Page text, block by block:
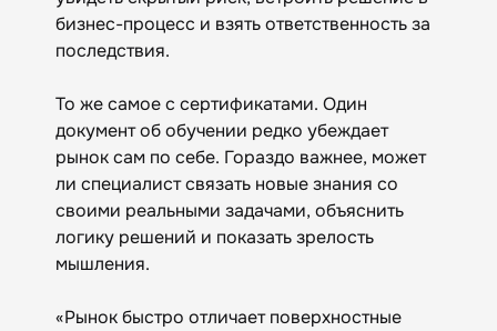
бизнес-процесс и взять ответственность за
последствия.
То же самое с сертификатами. Один
документ об обучении редко убеждает
рынок сам по себе. Гораздо важнее, может
ли специалист связать новые знания со
своими реальными задачами, объяснить
логику решений и показать зрелость
мышления.
«Рынок быстро отличает поверхностные